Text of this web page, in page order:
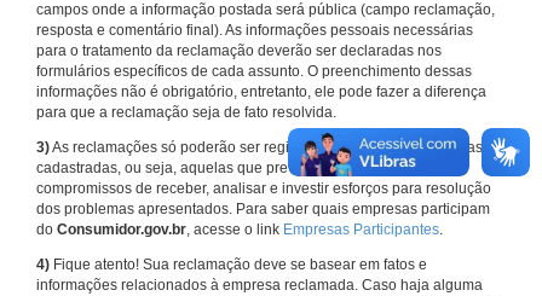
campos onde a informação postada será pública (campo reclamação,
resposta e comentário final). As informações pessoais necessárias
para o tratamento da reclamação deverão ser declaradas nos
formulários específicos de cada assunto. O preenchimento dessas
informações não é obrigatório, entretanto, ele pode fazer a diferença
para que a reclamação seja de fato resolvida.
3)As reclamações só poderão ser registradas em face de empresas
cadastradas, ou seja, aquelas que previamente assumiram
compromissos de receber, analisar e investir esforços para resolução
dos problemas apresentados. Para saber quais empresas participam
do Consumidor.gov.br, acesse o link Empresas Participantes.
4) Fique atento! Sua reclamação deve se basear em fatos e
informações relacionados à empresa reclamada. Caso haja alguma